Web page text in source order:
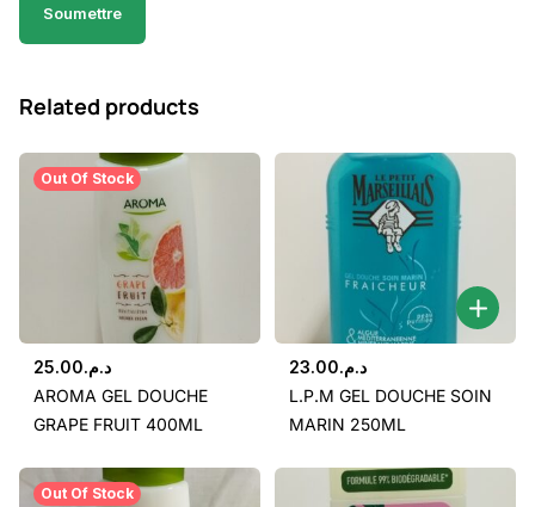
Related products
Out Of Stock
د.م.25.00
AROMA GEL DOUCHE
GRAPE FRUIT 400ML
د.م.23.00
L.P.M GEL DOUCHE SOIN
MARIN 250ML
Out Of Stock